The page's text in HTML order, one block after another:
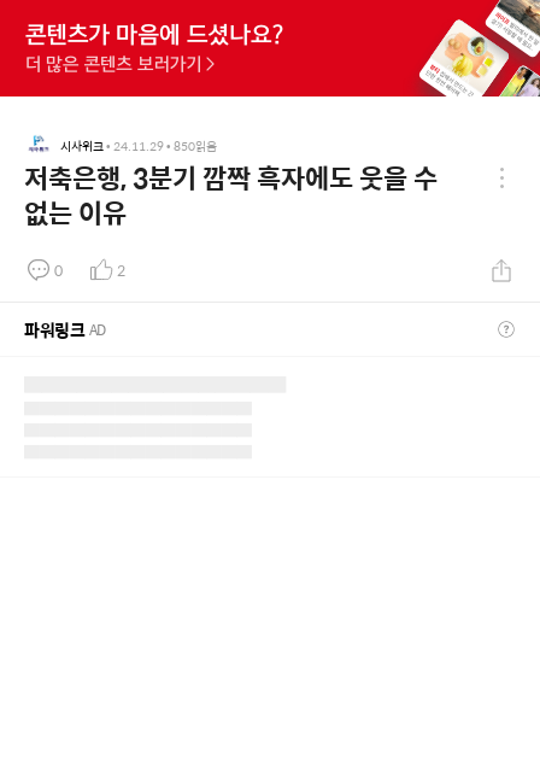
시사위크 • 24.11.29• 850읽음
저축은행, 3분기 깜짝 흑자에도 웃을 수
없는 이유
0 2
파워링크AD